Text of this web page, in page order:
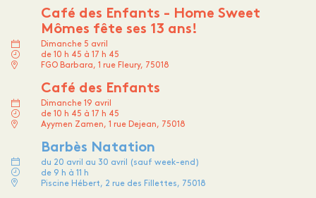
Café des Enfants - Home Sweet
Mômes fête ses 13 ans!
Dimanche 5 avril
de 10 h 45 à 17 h 45
FGO Barbara, 1 rue Fleury, 75018
Café des Enfants
Dimanche 19 avril
de 10 h 45 à 17 h 45
Ayymen Zamen, 1 rue Dejean, 75018
Barbès Natation
du 20 avril au 30 avril (sauf week-end)
de 9 h à 11 h
Piscine Hébert, 2 rue des Fillettes, 75018